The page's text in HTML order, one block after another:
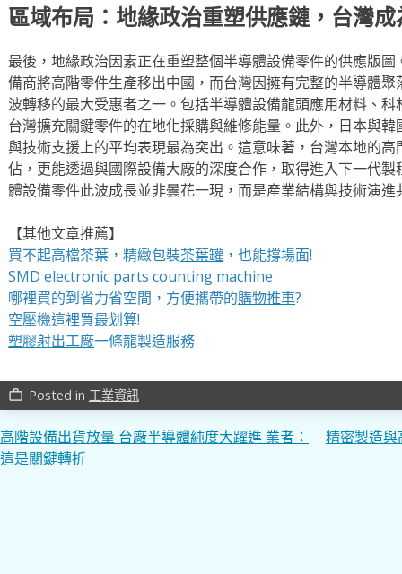
區域布局：地緣政治重塑供應鏈，台灣
最後，地緣政治因素正在重塑整個半導體設備零件的供應版
備商將高階零件生產移出中國，而台灣因擁有完整的半導體
波轉移的最大受惠者之一。包括半導體設備龍頭應用材料、
台灣擴充關鍵零件的在地化採購與維修能量。此外，日本與
與技術支援上的平均表現最為突出。這意味著，台灣本地的
佔，更能透過與國際設備大廠的深度合作，取得進入下一代
體設備零件此波成長並非曇花一現，而是產業結構與技術演
【其他文章推薦】
買不起高檔茶葉，精緻包裝茶葉罐，也能撐場面!
SMD electronic parts counting machine
哪裡買的到省力省空間，方便攜帶的購物推車?
空壓機這裡買最划算!
塑膠射出工廠一條龍製造服務
work_outline Posted in 工業資訊
文
章
高階設備出貨放量 台廠半導體純度大躍進 業者：
這是關鍵轉折
精密製造